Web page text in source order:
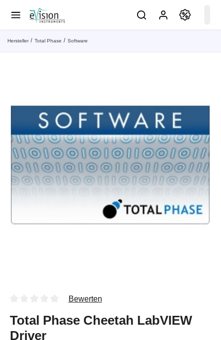
Hersteller Total Phase Software
Bewerten
Total Phase Cheetah LabVIEW
Driver